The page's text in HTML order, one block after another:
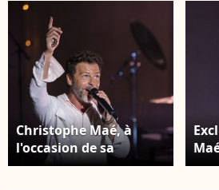
dans le sud de la France. Photo
Shootpix/ABACAPRESS.COM
Christophe Maé, à
l'occasion de sa
tournée "Carnet de
à